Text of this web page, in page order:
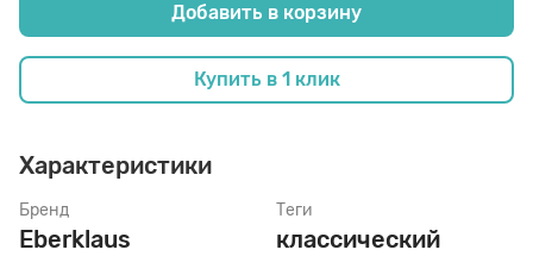
Добавить в корзину
Купить в 1 клик
Характеристики
Бренд
Eberklaus
Теги
классический
Растяжитель и Очиститель